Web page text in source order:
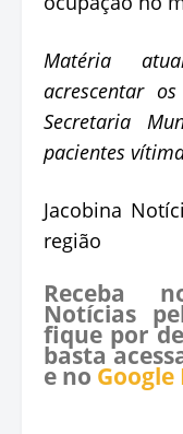
Matéria
acrescentar
Secretaria
pacientes
Jacobina
região
Receba
Notícias
fique por
basta
e no